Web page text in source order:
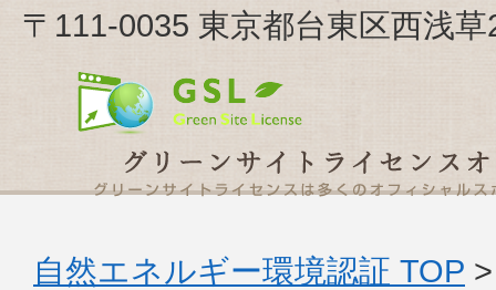
〒111-0035 東京都台東区西浅
自然エネルギー環境認証 TOP